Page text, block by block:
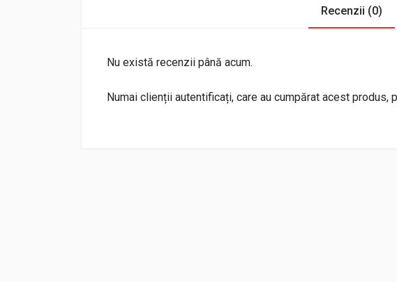
Recenzii (0)
Nu există recenzii până acum.
Numai clienții autentificați, care au cumpărat acest produs,